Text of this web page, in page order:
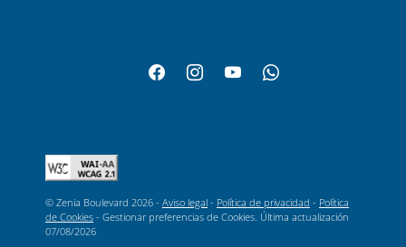
© Zenia Boulevard 2026 - Aviso legal - Política de privacidad - Política
de Cookies - Gestionar preferencias de Cookies . Última actualización
07/08/2026